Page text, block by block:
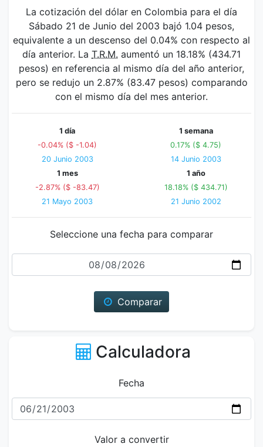
La cotización del dólar en Colombia para el día
Sábado 21 de Junio del 2003 bajó 1.04 pesos,
equivalente a un descenso del 0.04% con respecto al
día anterior. La T.R.M. aumentó un 18.18% (434.71
pesos) en referencia al mismo día del año anterior,
pero se redujo un 2.87% (83.47 pesos) comparando
con el mismo día del mes anterior.
1 día
-0.04% ($ -1.04)
20 Junio 2003
1 semana
0.17% ($ 4.75)
14 Junio 2003
1 mes
-2.87% ($ -83.47)
21 Mayo 2003
1 año
18.18% ($ 434.71)
21 Junio 2002
Seleccione una fecha para comparar
Fecha
Comparar
Calculadora
Fecha
Valor a convertir